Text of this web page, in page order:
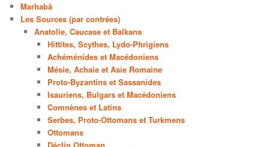
Marhabâ
Les Sources (par contrées)
Anatolie, Caucase et Balkans
Hittites, Scythes, Lydo-Phrigiens
Achéménides et Macédoniens
Mésie, Achaie et Asie Romaine
Proto-Byzantins et Sassanides
Isauriens, Bulgars et Macédoniens
Comnènes et Latins
Serbes, Proto-Ottomans et Turkmens
Ottomans